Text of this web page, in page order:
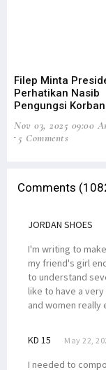
Filep Minta
Perhatikan Nasib
Pengungsi
Nov 03, 2025 09:00
5 Comments
Comments
JORDAN SHOES
I'm writing to
my friend's girl
to understand
like to have a
and women really
KD 15 May 22,
I needed to